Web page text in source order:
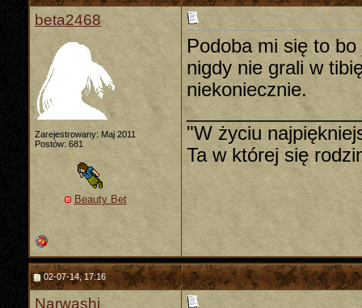
beta2468
Zarejestrowany: Maj 2011
Postów: 681
Beauty Bet
Podoba mi się to
nigdy nie grali w
niekoniecznie.
"W życiu
Ta w której się
02-07-14, 17:16
Narwashi